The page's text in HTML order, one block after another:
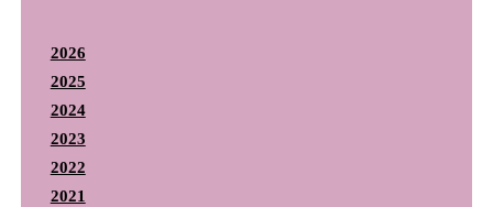
2026
2025
2024
2023
2022
2021